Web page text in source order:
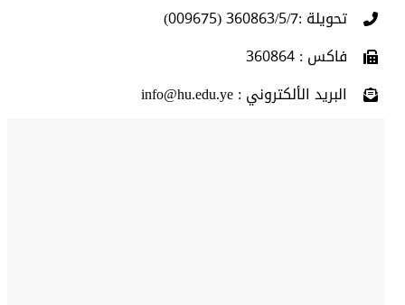
تحويلة :360863/5/7 (009675)
فاكس : 360864
البريد الألكتروني : info@hu.edu.ye